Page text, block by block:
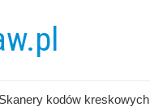
Skanery kodów kreskowych